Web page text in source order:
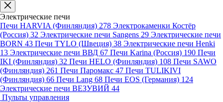
Электрические печи
Печи HARVIA (Финляндия) 278 Электрокаменки Костёр
(Россия) 32 Электрические печи Sangens 29 Электрические печи
BORN 43 Печи TYLO (Швеция) 38 Электрические печи Henki
13 Электрические печи ВВД 67 Печи Karina (Россия) 190 Печи
IKI (Финляндия) 32 Печи HELO (Финляндия) 108 Печи SAWO
(Финляндия) 261 Печи Паромакс 47 Печи TULIKIVI
(Финляндия) 66 Печи Lang 68 Печи EOS (Германия) 124
Электрические печи ВЕЗУВИЙ 44
Пульты управления